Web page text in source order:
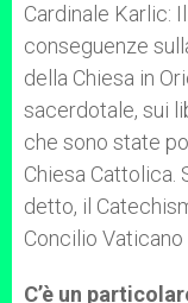
Cardinale Karlic:
conseguenze
della Chiesa in
sacerdotale, sui
che sono state
Chiesa Cattolica.
detto, il
Concilio Vaticano
C’è un